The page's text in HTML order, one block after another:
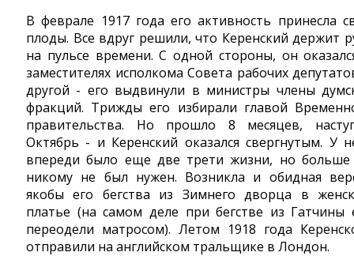
В феврале 1917 года его активность принесла
плоды. Все вдруг решили, что Керенский держит
на пульсе времени. С одной стороны, он
заместителях исполкома Совета рабочих
другой - его выдвинули в министры члены
фракций. Трижды его избирали главой
правительства. Но прошло 8 месяцев,
Октябрь - и Керенский оказался свергнутым. У
впереди было еще две трети жизни, но
никому не был нужен. Возникла и обидная
якобы его бегства из Зимнего дворца в
платье (на самом деле при бегстве из Гатчины
переодели матросом). Летом 1918 года
отправили на английском тральщике в Лондон.